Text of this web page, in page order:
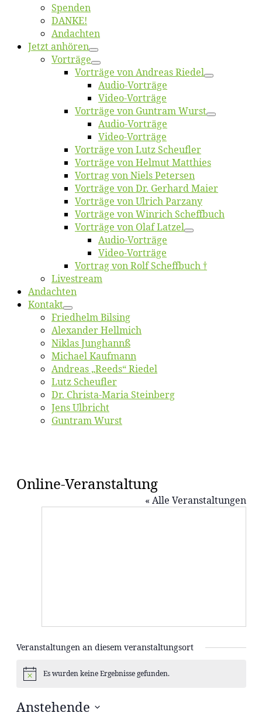
Spen­den
DANKE!
An­dach­ten
Jetzt an­hö­ren
Vor­trä­ge
Vor­trä­ge von An­dre­as Riedel
Au­dio-Vor­trä­ge
Vi­deo-Vor­trä­ge
Vor­trä­ge von Gun­tram Wurst
Au­dio-Vor­trä­ge
Vi­deo-Vor­trä­ge
Vor­trä­ge von Lutz Scheufler
Vor­trä­ge von Hel­mut Matthies
Vor­trag von Niels Petersen
Vor­trä­ge von Dr. Ger­hard Maier
Vor­trä­ge von Ul­rich Parzany
Vor­trä­ge von Win­rich Scheffbuch
Vor­trä­ge von Olaf Latzel
Au­dio-Vor­trä­ge
Vi­deo-Vor­trä­ge
Vor­trag von Rolf Scheffbuch †
Live­stream
An­dach­ten
Kon­takt
Fried­helm Bilsing
Alex­an­der Hellmich
Ni­klas Junghannß
Mi­cha­el Kaufmann
An­dre­as „Reeds“ Riedel
Lutz Scheuf­ler
Dr. Chris­­ta-Ma­ria Steinberg
Jens Ulb­richt
Gun­tram Wurst
On­line-Ver­an­stal­tung
« Alle Veranstaltungen
Veranstaltungen an diesem veranstaltungsort
HinweisEs wurden keine Ergebnisse gefunden.
Anstehende